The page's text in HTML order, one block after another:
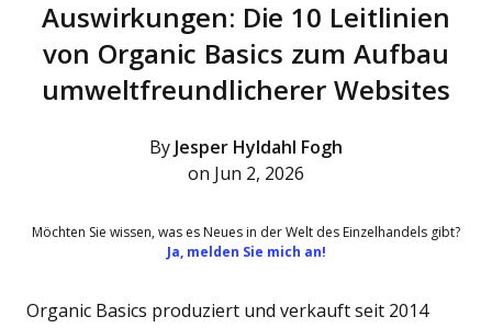
Auswirkungen: Die 10 Leitlinien
von Organic Basics zum Aufbau
umweltfreundlicherer Websites
By Jesper Hyldahl Fogh
on Jun 2, 2026
Möchten Sie wissen, was es Neues in der Welt des Einzelhandels gibt?
Ja, melden Sie mich an!
Organic Basics produziert und verkauft seit 2014